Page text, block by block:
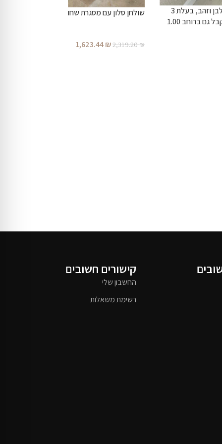
קונסולת כניסה מרשימה, בצבע לבן וזהב, בעלת 3
מגירות ברוחב 1.20 מטר (ניתן לקבל גם ברוחב 1.00
שולחן סלון עם מסגרת שחורה
2,319.20₪
1,623.44₪
קישורים חשובים
החשבון שלי
רשימת משאלות